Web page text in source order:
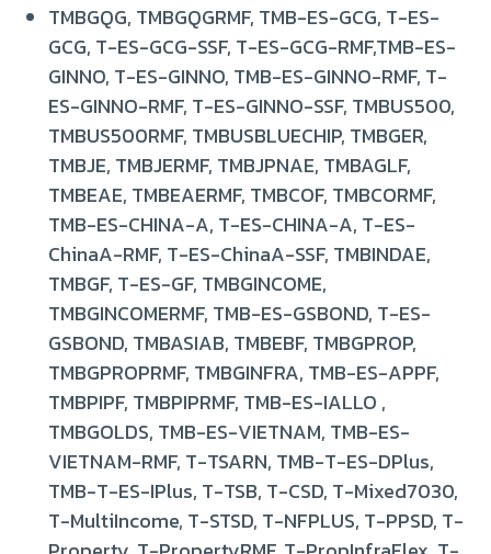
TMBGQG, TMBGQGRMF, TMB-ES-GCG, T-ES-
GCG, T-ES-GCG-SSF, T-ES-GCG-RMF,TMB-ES-
GINNO, T-ES-GINNO, TMB-ES-GINNO-RMF, T-
ES-GINNO-RMF, T-ES-GINNO-SSF, TMBUS500,
TMBUS500RMF, TMBUSBLUECHIP, TMBGER,
TMBJE, TMBJERMF, TMBJPNAE, TMBAGLF,
TMBEAE, TMBEAERMF, TMBCOF, TMBCORMF,
TMB-ES-CHINA-A, T-ES-CHINA-A, T-ES-
ChinaA-RMF, T-ES-ChinaA-SSF, TMBINDAE,
TMBGF, T-ES-GF, TMBGINCOME,
TMBGINCOMERMF, TMB-ES-GSBOND, T-ES-
GSBOND, TMBASIAB, TMBEBF, TMBGPROP,
TMBGPROPRMF, TMBGINFRA, TMB-ES-APPF,
TMBPIPF, TMBPIPRMF, TMB-ES-IALLO ,
TMBGOLDS, TMB-ES-VIETNAM, TMB-ES-
VIETNAM-RMF, T-TSARN, TMB-T-ES-DPlus,
TMB-T-ES-IPlus, T-TSB, T-CSD, T-Mixed7030,
T-MultiIncome, T-STSD, T-NFPLUS, T-PPSD, T-